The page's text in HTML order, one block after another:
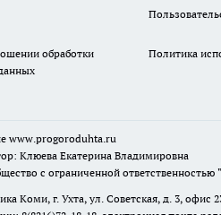
обработки
Политика
www.progoroduhta.ru
Клюева Екатерина Владимировна
с ограниченной ответственностью
Коми, г. Ухта, ул. Советская, д. 3, офис